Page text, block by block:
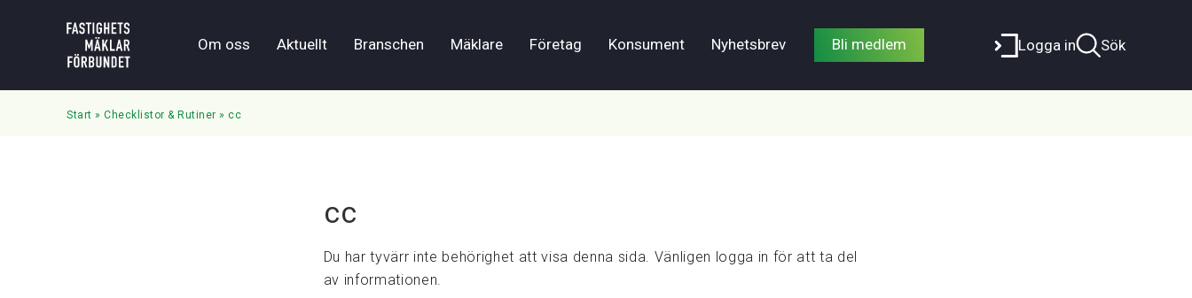
Om oss Aktuellt Branschen Mäklare Företag Konsument Nyhetsbrev Bli medlem Logga in Sök
Start » Checklistor & Rutiner » cc
cc
Du har tyvärr inte behörighet att visa denna sida. Vänligen logga in för att ta del
av informationen.